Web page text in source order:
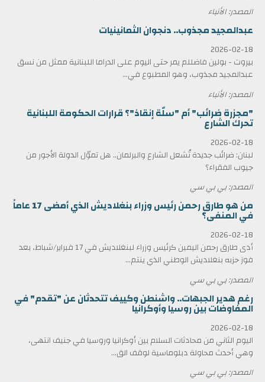
المصدر: الأنباء
عبدالمجيد مجذوب.. دنجوان الثمانينيات
2026-02-18
بيروت - بولين فاضللم يمر حتى اليوم على الدراما اللبنانية ممثل من نسق
عبدالمجيد مجذوب، وهو المطبوع في...
المصدر: الأنباء
"مجزرة ضرائب" أم "سلّة إنقاذ"؟ قرارات الحكومة اللبنانية
تحرك الشارع
2026-02-18
لبنان: ضرائب جديدة تُشعل الشارع والبرلمان.. هل تموّل الدولة الأجور من
جيوب الفقراء؟
المصدر: بي بي سي
من هو طارق رحمن رئيس وزراء بنغلاديش الذي أمضى 17 عاماً
في المنفى؟
2026-02-18
أدى طارق رحمن اليمين كرئيس وزراء لبنغلاديش في 17 فبراير/شباط، بعد
فوز حزبه بنغلاديش الوطني الذي ينتم...
المصدر: بي بي سي
رغم هدير الجبهات.. واشنطن وكييف تتحدثان عن "تقدم" في
المفاوضات بين روسيا وأوكرانيا
2026-02-18
اليوم الثاني من محادثات السلام بين أوكرانيا وروسيا في جنيف انتهى،
وهي أحدث محاولة دبلوماسية لوقف الق...
المصدر: بي بي سي